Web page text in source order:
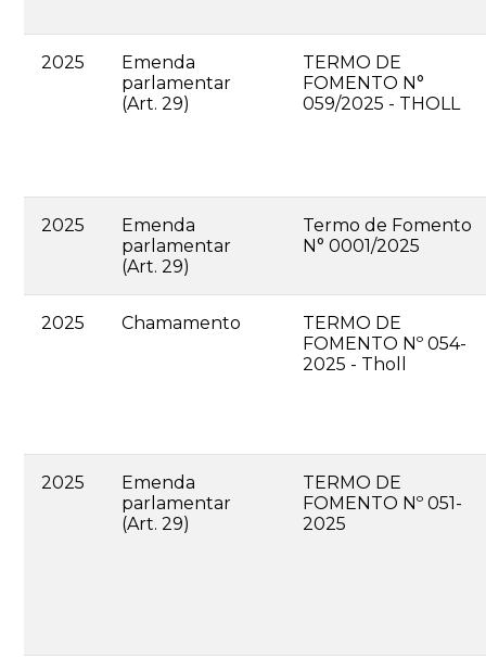
2025
Emenda
parlamentar
(Art. 29)
TERMO DE
FOMENTO N°
059/2025 - THOLL
2025
Emenda
parlamentar
(Art. 29)
Termo de Fomento
N° 0001/2025
2025 Chamamento
TERMO DE
FOMENTO Nº 054-
2025 - Tholl
2025
Emenda
parlamentar
(Art. 29)
TERMO DE
FOMENTO Nº 051-
2025